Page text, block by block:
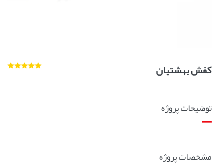
کفش بهشتیان
توضیحات پروژه
مشخصات پروژه